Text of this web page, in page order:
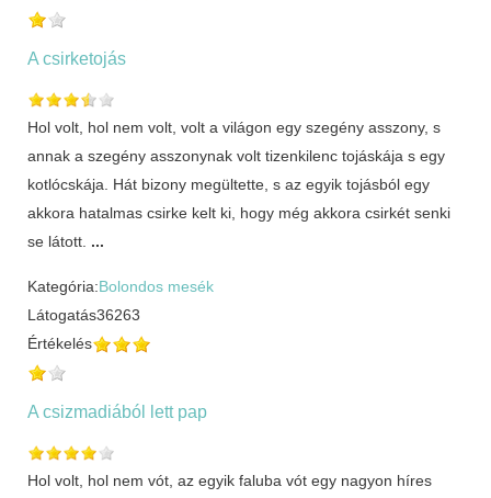
A csirketojás
Hol volt, hol nem volt, volt a világon egy szegény asszony, s
annak a szegény asszonynak volt tizenkilenc tojáskája s egy
kotlócskája. Hát bizony megültette, s az egyik tojásból egy
akkora hatalmas csirke kelt ki, hogy még akkora csirkét senki
se látott. ...
Kategória:Bolondos mesék
Látogatás36263
Értékelés
A csizmadiából lett pap
Hol volt, hol nem vót, az egyik faluba vót egy nagyon híres